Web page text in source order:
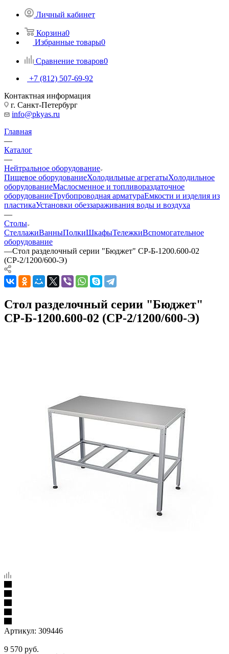
Личный кабинет
Корзина0
Избранные товары0
Сравнение товаров0
+7 (812) 507-69-92
Контактная информация
г. Санкт-Петербург
info@pkyas.ru
Главная
—
Каталог
—
Нейтральное оборудование
Пищевое оборудованиеХолодильные агрегатыХолодильное
оборудованиеМаслосменное и топливораздаточное
оборудованиеТрубопроводная арматураЕмкости и изделия из
пластикаУстановки обеззараживания воды и воздуха
—
Столы
СтеллажиВанныПолкиШкафыТележкиВспомогательное
оборудование
—Стол разделочный серии "Бюджет" СР-Б-1200.600-02
(СР-2/1200/600-Э)
Стол разделочный серии "Бюджет"
СР-Б-1200.600-02 (СР-2/1200/600-Э)
Артикул: 309446
9 570 руб.